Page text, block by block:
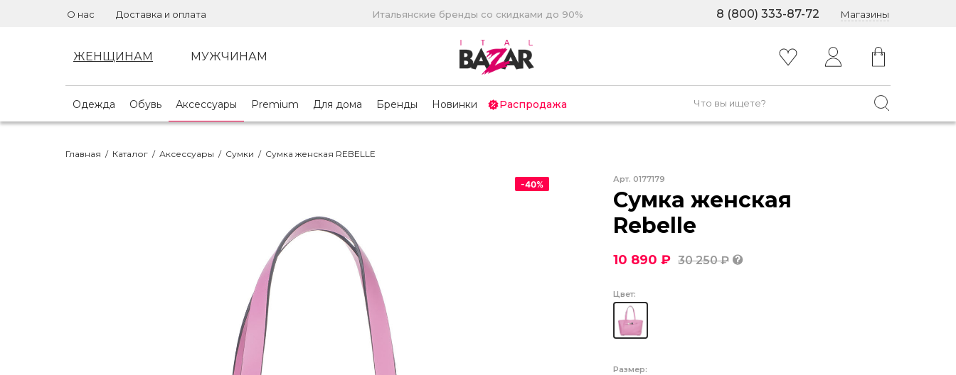
О нас Доставка и оплата Итальянские бренды со скидками до 90% 8 (800) 333-87-72 Магазины
ЖЕНЩИНАМ МУЖЧИНАМ
Одежда Обувь Аксессуары Premium Для дома Бренды Новинки Распродажа
Главная / Каталог / Аксессуары / Сумки / Сумка женская REBELLE
-40% Арт. 0177179
Сумка женская
Rebelle
10 890 ₽ 30 250 ₽
Цвет:
Размер: